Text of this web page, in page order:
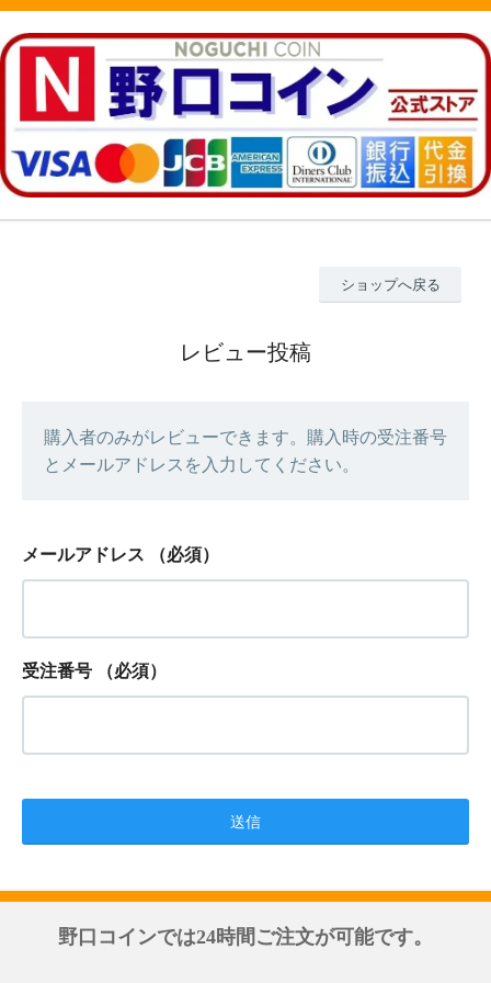
ショップへ戻る
レビュー投稿
購入者のみがレビューできます。購入時の受注番号
とメールアドレスを入力してください。
メールアドレス （必須）
受注番号 （必須）
野口コインでは24時間ご注文が可能です。